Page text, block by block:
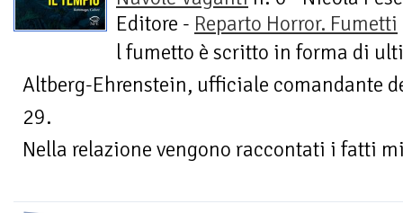
Editore - Reparto Horror. Fumetti
l fumetto è scritto in forma di
Altberg-Ehrenstein, ufficiale comandante
29.
Nella relazione vengono raccontati i fatti